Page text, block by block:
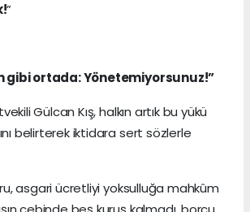
”
gibi ortada: Yönetemiyorsunuz!”
Gülcan Kış, halkın artık bu yükü
belirterek iktidara sert sözlerle
asgari ücretliyi yoksulluğa mahkûm